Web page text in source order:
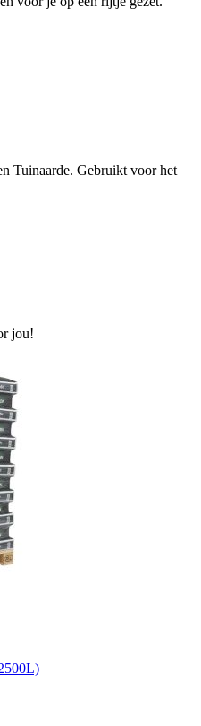
Tuinaarde. Gebruikt voor het
jou!